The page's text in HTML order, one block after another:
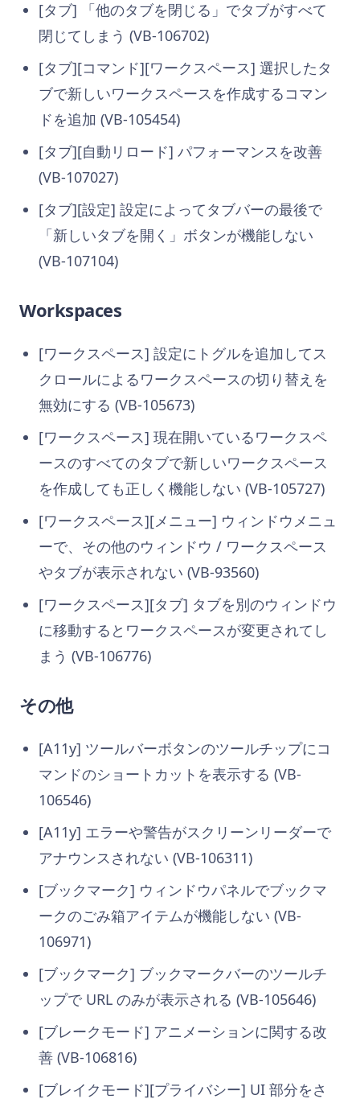
[タブ] 「他のタブを閉じる」でタブがすべて
閉じてしまう (VB-106702)
[タブ][コマンド][ワークスペース] 選択したタ
ブで新しいワークスペースを作成するコマン
ドを追加 (VB-105454)
[タブ][自動リロード] パフォーマンスを改善
(VB-107027)
[タブ][設定] 設定によってタブバーの最後で
「新しいタブを開く」ボタンが機能しない
(VB-107104)
Workspaces
[ワークスペース] 設定にトグルを追加してス
クロールによるワークスペースの切り替えを
無効にする (VB-105673)
[ワークスペース] 現在開いているワークスペ
ースのすべてのタブで新しいワークスペース
を作成しても正しく機能しない (VB-105727)
[ワークスペース][メニュー] ウィンドウメニュ
ーで、その他のウィンドウ / ワークスペース
やタブが表示されない (VB-93560)
[ワークスペース][タブ] タブを別のウィンドウ
に移動するとワークスペースが変更されてし
まう (VB-106776)
その他
[A11y] ツールバーボタンのツールチップにコ
マンドのショートカットを表示する (VB-
106546)
[A11y] エラーや警告がスクリーンリーダーで
アナウンスされない (VB-106311)
[ブックマーク] ウィンドウパネルでブックマ
ークのごみ箱アイテムが機能しない (VB-
106971)
[ブックマーク] ブックマークバーのツールチ
ップで URL のみが表示される (VB-105646)
[ブレークモード] アニメーションに関する改
善 (VB-106816)
[ブレイクモード][プライバシー] UI 部分をさ